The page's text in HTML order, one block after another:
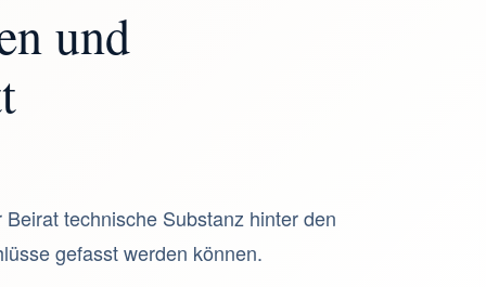
und
technische Substanz hinter den
gefasst werden können.